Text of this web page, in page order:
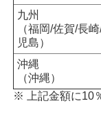
九州
（福岡/佐賀/長
児島）
沖縄
（沖縄）
※ 上記金額に10